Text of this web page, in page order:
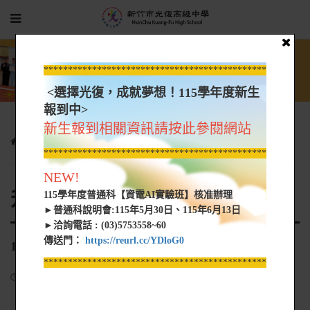
升學榜單 111-2升學進路彙整 日校
升學榜單
111-2升學進路彙整 日校
*****************************************************
<選擇光復，成就夢想！115學年度新生
報到中>
新生報到相關資訊請按此參閱網站
*****************************************************
NEW!
115學年度普通科【資電AI實驗班】核准辦理
►普通科說明會:115年5月30日、115年6月13日
►洽詢電話 : (03)5753558~60
傳送門： https://reurl.cc/YDloG0
*****************************************************